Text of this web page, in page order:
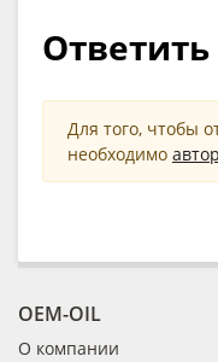
Ответить
Для того, чтобы
необходимо
OEM-OIL
О компании